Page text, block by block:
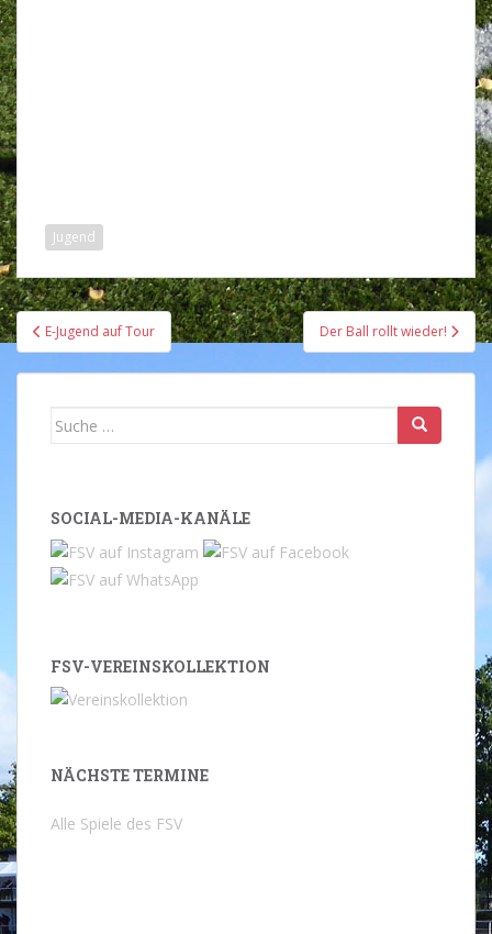
Jugend
Beitragsnavigation
E-Jugend auf Tour Der Ball rollt wieder!
Suche
SOCIAL-MEDIA-KANÄLE
FSV-VEREINSKOLLEKTION
NÄCHSTE TERMINE
Alle Spiele des FSV